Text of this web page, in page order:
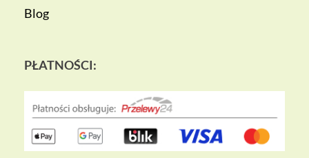
Blog
PŁATNOŚCI: